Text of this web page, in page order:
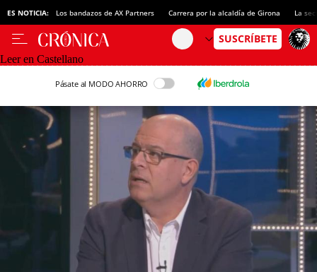
ES NOTICIA: Los bandazos de AX Partners Carrera por la alcaldía de Girona La
Leer en Castellano
Pásate al MODO AHORRO